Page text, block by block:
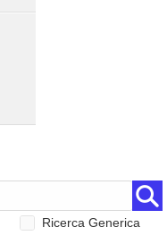
Ricerca Generica